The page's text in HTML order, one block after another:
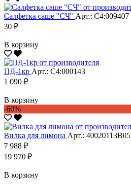
Салфетка саше "CЧ" Арт.: С4:009407
30 ₽
В корзину
ПД-1кр Арт.: С4:000143
1 090 ₽
В корзину
-60%
Вилка для лимона Арт.: 40020113В05
7 988 ₽
19 970 ₽
В корзину